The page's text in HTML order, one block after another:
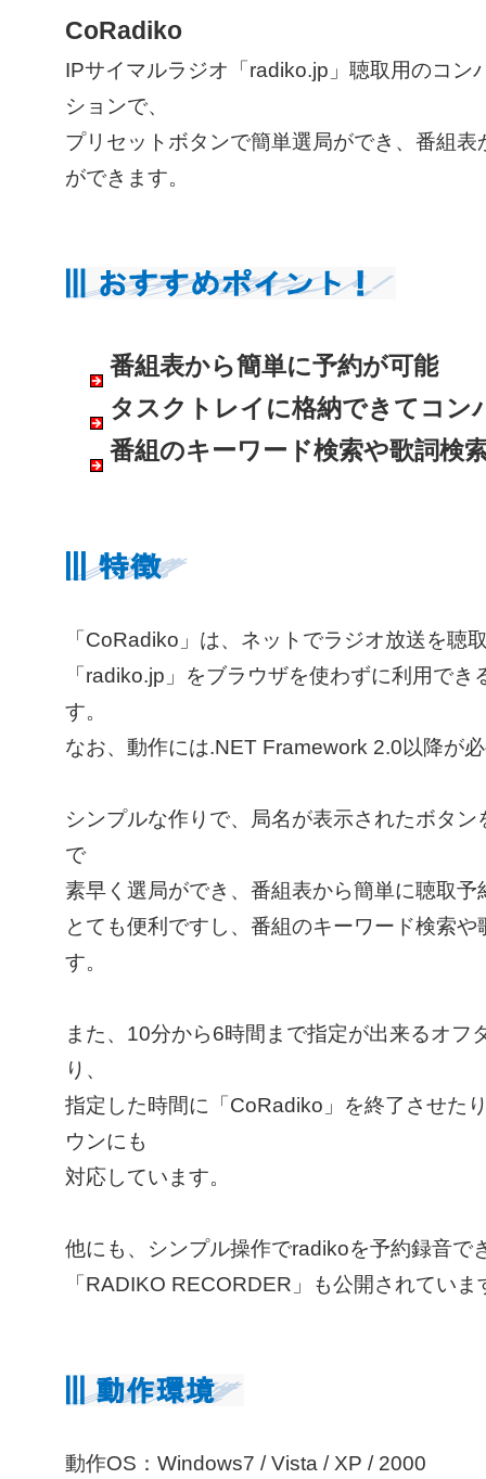
CoRadiko
IPサイマルラジオ「radiko.jp」聴取用のコン
ションで、
プリセットボタンで簡単選局ができ、番組表
ができます。
番組表から簡単に予約が可能
タスクトレイに格納できてコン
番組のキーワード検索や歌詞検
「CoRadiko」は、ネットでラジオ放送を聴
「radiko.jp」をブラウザを使わずに利用でき
す。
なお、動作には.NET Framework 2.0以降が
シンプルな作りで、局名が表示されたボタン
で
素早く選局ができ、番組表から簡単に聴取予
とても便利ですし、番組のキーワード検索や
す。
また、10分から6時間まで指定が出来るオフ
り、
指定した時間に「CoRadiko」を終了させた
ウンにも
対応しています。
他にも、シンプル操作でradikoを予約録音で
「RADIKO RECORDER」も公開されていま
動作OS：Windows7 / Vista / XP / 2000